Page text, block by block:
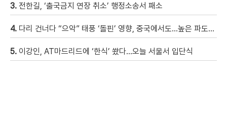
3. 전한길, ‘출국금지 연장 취소’ 행정소송서 패소
4. 다리 건너다 “으악” 태풍 ‘돌핀’ 영향, 중국에서도…높은 파도에 휩쓸려 9세 아이 실종 [현장영상]
5. 이강인, AT마드리드에 ‘한식’ 쐈다…오늘 서울서 입단식